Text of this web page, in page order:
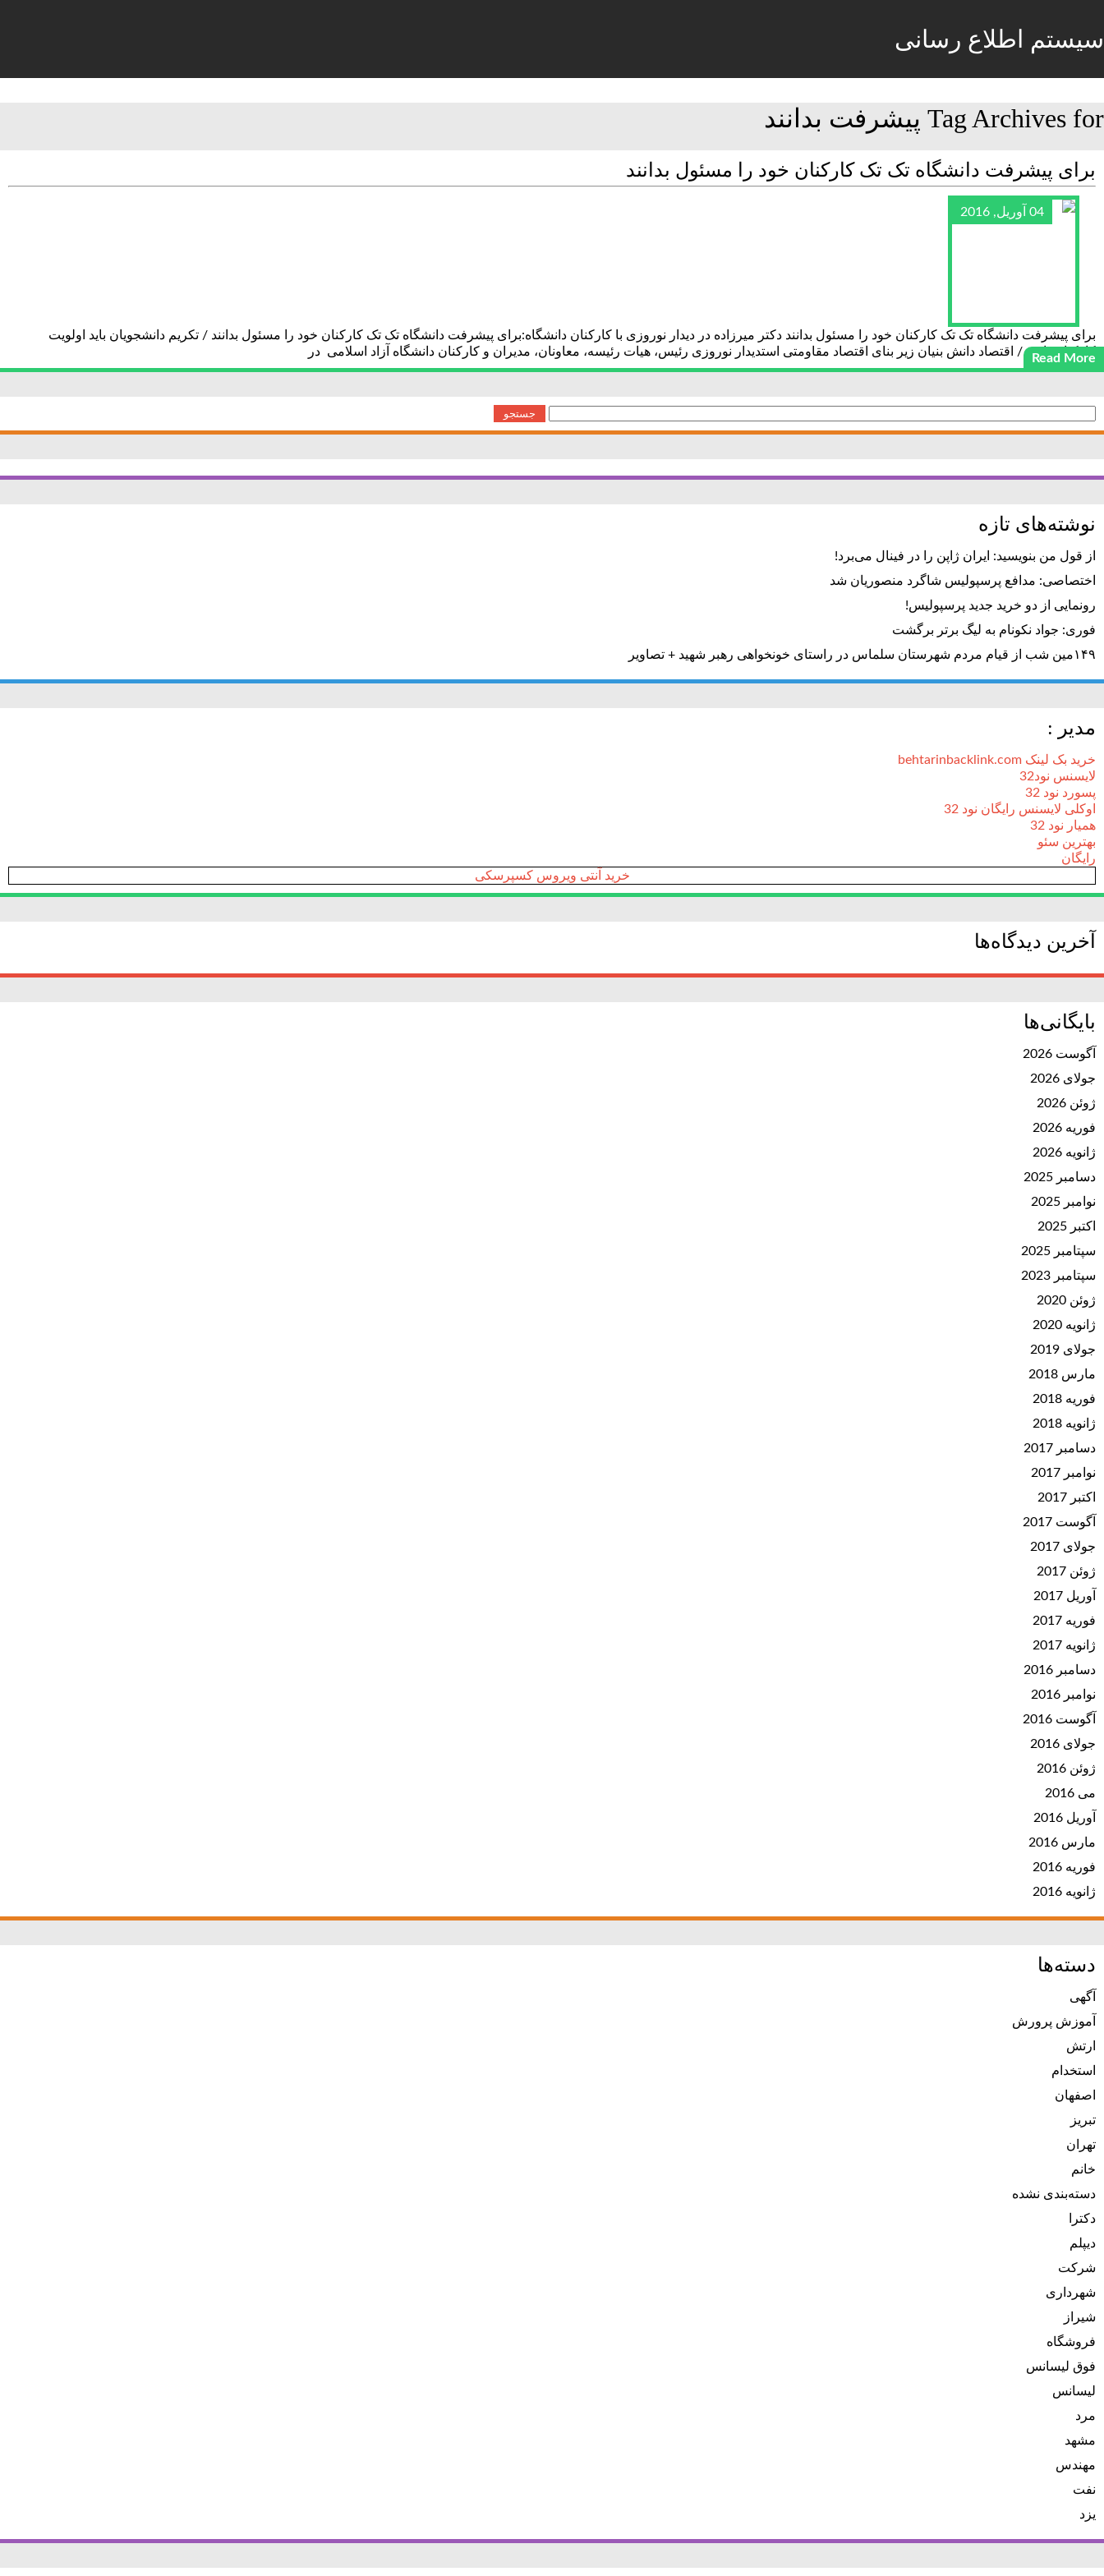
سیستم اطلاع رسانی
Tag Archives for پیشرفت بدانند
برای پیشرفت دانشگاه تک تک کارکنان خود را مسئول بدانند
04 آوریل, 2016
برای پیشرفت دانشگاه تک تک کارکنان خود را مسئول بدانند دکتر میرزاده در دیدار نوروزی با کارکنان دانشگاه:برای پیشرفت دانشگاه تک تک کارکنان خود را مسئول بدانند / تکریم دانشجویان باید اولویت
کارکنان باشد / اقتصاد دانش بنیان زیر بنای اقتصاد مقاومتی استدیدار نوروزی رئیس، هیات رئیسه، معاونان، مدیران و کارکنان دانشگاه آزاد اسلامی در
Read More
برای:
نوشته‌های تازه
از قول من بنویسید: ایران ژاپن را در فینال می‌برد!
اختصاصی: مدافع پرسپولیس شاگرد منصوریان شد
رونمایی از دو خرید جدید پرسپولیس!
فوری: جواد نکونام به لیگ برتر برگشت
۱۴۹مین شب از قیام مردم شهرستان سلماس در راستای خونخواهی رهبر شهید + تصاویر
مدیر :
خرید بک لینک behtarinbacklink.com
لایسنس نود32
پسورد نود 32
اوکلی لایسنس رایگان نود 32
همیار نود 32
بهترین سئو
رایگان
خرید آنتی ویروس کسپرسکی
آخرین دیدگاه‌ها
بایگانی‌ها
آگوست 2026
جولای 2026
ژوئن 2026
فوریه 2026
ژانویه 2026
دسامبر 2025
نوامبر 2025
اکتبر 2025
سپتامبر 2025
سپتامبر 2023
ژوئن 2020
ژانویه 2020
جولای 2019
مارس 2018
فوریه 2018
ژانویه 2018
دسامبر 2017
نوامبر 2017
اکتبر 2017
آگوست 2017
جولای 2017
ژوئن 2017
آوریل 2017
فوریه 2017
ژانویه 2017
دسامبر 2016
نوامبر 2016
آگوست 2016
جولای 2016
ژوئن 2016
می 2016
آوریل 2016
مارس 2016
فوریه 2016
ژانویه 2016
دسته‌ها
آگهی
آموزش پرورش
ارتش
استخدام
اصفهان
تبریز
تهران
خانم
دسته‌بندی نشده
دکترا
دیپلم
شرکت
شهرداری
شیراز
فروشگاه
فوق لیسانس
لیسانس
مرد
مشهد
مهندس
نفت
یزد